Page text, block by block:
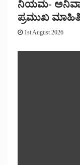
ನಿಯಮ-
ಪ್ರಮುಖ
1st August 2026